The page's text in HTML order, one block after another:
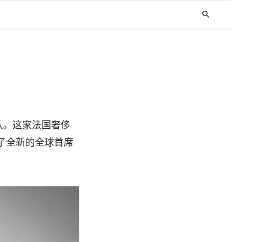
search
。这家法国奢侈
全新的全球首席